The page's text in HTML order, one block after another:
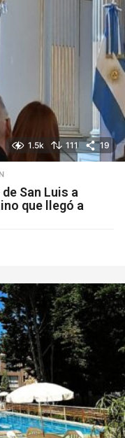
1.5k 111 19
San Luis a
que llegó a